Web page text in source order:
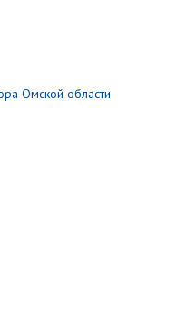
Омской области